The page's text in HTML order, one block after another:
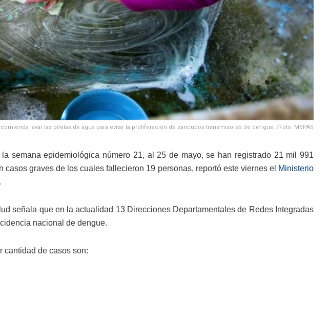
lavar las piletas de agua para evitar la proliferación de zancudos transmisores de dengue. /Foto: MSPAS
semana epidemiológica número 21, al 25 de mayo, se han registrado 21 mil 991
graves de los cuales fallecieron 19 personas, reportó este viernes el Ministerio
señala que en la actualidad 13 Direcciones Departamentales de Redes Integradas
nacional de dengue.
cantidad de casos son: